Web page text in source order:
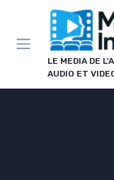
LE MEDIA DE
AUDIO ET
Panneau de gestion